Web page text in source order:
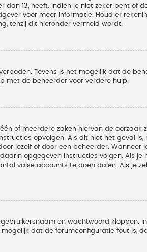
13, heeft. Indien je niet zeker bent of
voor meer informatie. Houd er
tenzij dit hieronder vermeld wordt.
Tevens is het mogelijk dat de
met de beheerder voor verdere hulp.
of meerdere zaken hiervan de oorzaak
opvolgen. Als dit niet het geval
jezelf of door een beheerder. Wanneer
opgegeven instructies volgen. Als
valse accounts te doen dalen. Als je
en wachtwoord kloppen.
dat de forumconfiguratie fout is,